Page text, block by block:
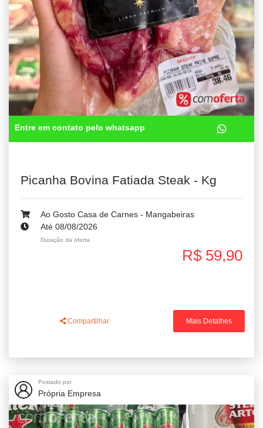
Entre em contato pelo whatsapp
Picanha Bovina Fatiada Steak - Kg
Ao Gosto Casa de Carnes - Mangabeiras
Até 08/08/2026
Duração da oferta
R$ 59,90
Compartilhar Mais Detalhes
Postado por
Própria Empresa